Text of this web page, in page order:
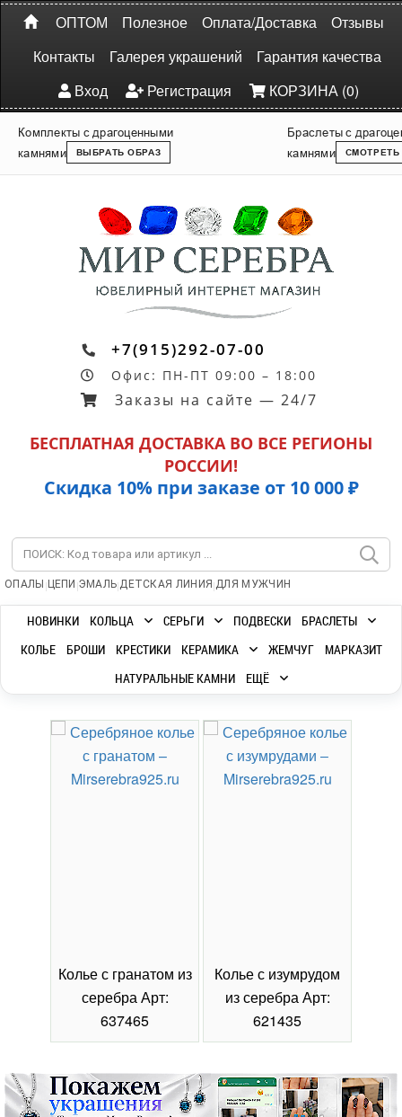
ОПТОМ Полезное Оплата/Доставка
Отзывы
Контакты
Галерея украшений
Гарантия качества
Вход
Регистрация КОРЗИНА (0)
Комплекты с драгоценными
камнями
ВЫБРАТЬ ОБРАЗ
Браслеты с
камнями
СМОТРЕТЬ
+7(915)292-07-00
Офис: ПН-ПТ 09:00 – 18:00
Заказы на сайте — 24/7
БЕСПЛАТНАЯ ДОСТАВКА ВО ВСЕ РЕГИОНЫ
РОССИИ!
Скидка 10% при заказе от 10 000 ₽
ОПАЛЫ | ЦЕПИ |ЭМАЛЬ|ДЕТСКАЯ ЛИНИЯ |ДЛЯ МУЖЧИН
НОВИНКИ КОЛЬЦА СЕРЬГИ ПОДВЕСКИ
БРАСЛЕТЫ
КОЛЬЕ
БРОШИ КРЕСТИКИ КЕРАМИКА ЖЕМЧУГ
МАРКАЗИТ
НАТУРАЛЬНЫЕ КАМНИ
ЕЩЁ
Колье с гранатом из
серебра Арт:
637465
Колье с изумрудом
из серебра Арт:
621435